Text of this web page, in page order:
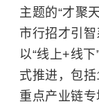
主题的“才聚
市行招才引
以“线上+线下
式推进，包
重点产业链